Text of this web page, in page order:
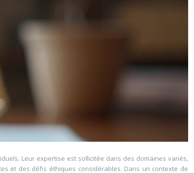
Leur expertise est sollicitée dans des domaines variés,
et des défis éthiques considérables. Dans un contexte de